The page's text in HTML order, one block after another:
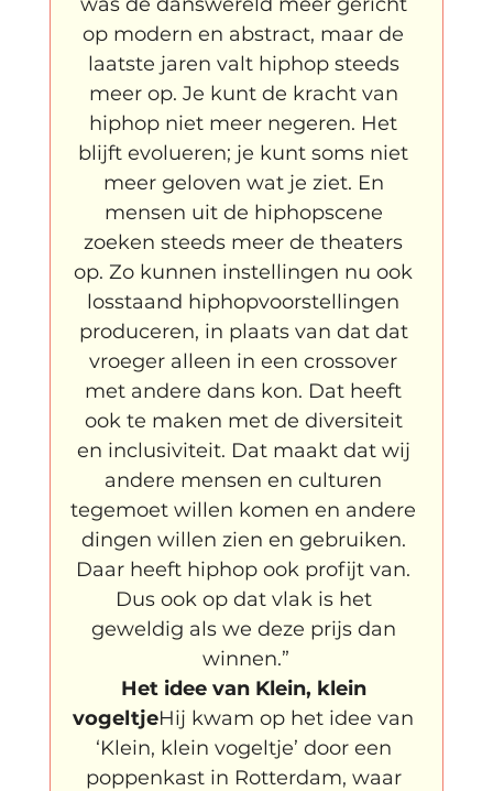
op modern en abstract, maar de
laatste jaren valt hiphop steeds
meer op. Je kunt de kracht van
hiphop niet meer negeren. Het
blijft evolueren; je kunt soms niet
meer geloven wat je ziet. En
mensen uit de hiphopscene
zoeken steeds meer de theaters
op. Zo kunnen instellingen nu ook
losstaand hiphopvoorstellingen
produceren, in plaats van dat dat
vroeger alleen in een crossover
met andere dans kon. Dat heeft
ook te maken met de diversiteit
en inclusiviteit. Dat maakt dat wij
andere mensen en culturen
tegemoet willen komen en andere
dingen willen zien en gebruiken.
Daar heeft hiphop ook profijt van.
Dus ook op dat vlak is het
geweldig als we deze prijs dan
winnen.”
Het idee van Klein, klein
vogeltjeHij kwam op het idee van
‘Klein, klein vogeltje’ door een
poppenkast in Rotterdam, waar